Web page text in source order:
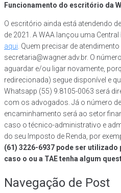
Funcionamento do escritório da
O escritório ainda está atendendo
de 2021. A WAA lançou uma
aqui . Quem precisar de
secretaria@wagner.adv.br. O
aguardar e/ou ligar novamente,
redirecionada) segue disponível e
Whatsapp (55) 9.8105-0063 será
com os advogados. Já o número
encaminhamento será ao setor
caso o técnico-administrativo e
do seu Imposto de Renda, por
(61) 3226-6937 pode ser
caso o ou a TAE tenha algum
Navegação de Post